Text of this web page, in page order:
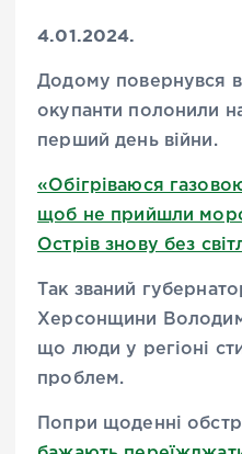
4.01.2024.
Додому повернувся
окупанти полонили
перший день війни.
«Обігріваюся
щоб не прийшли
Острів знову без
Так званий
Херсонщини
що люди у регіоні
проблем.
Попри щоденні